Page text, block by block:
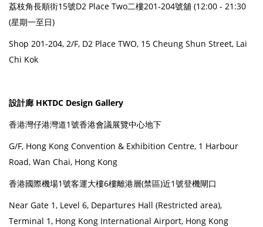
荔枝角長順街15號D2 Place Two二樓201-204號舖 (12:00 - 21:30
(星期一至日)
Shop 201-204, 2/F, D2 Place TWO, 15 Cheung Shun Street, Lai
Chi Kok
設計廊 HKTDC Design Gallery
香港灣仔港灣道1號香港會議展覽中心地下
G/F, Hong Kong Convention & Exhibition Centre, 1 Harbour
Road, Wan Chai, Hong Kong
香港國際機場1號客運大樓6樓離港層(禁區)近1號登機閘口
Near Gate 1, Level 6, Departures Hall (Restricted area),
Terminal 1, Hong Kong International Airport, Hong Kong